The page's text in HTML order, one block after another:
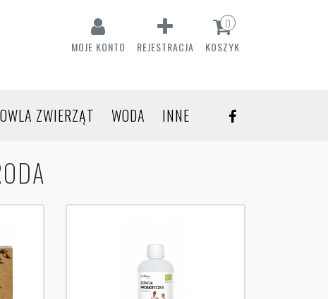
MOJE KONTO REJESTRACJA KOSZYK
0
ZWIERZĄT WODA INNE